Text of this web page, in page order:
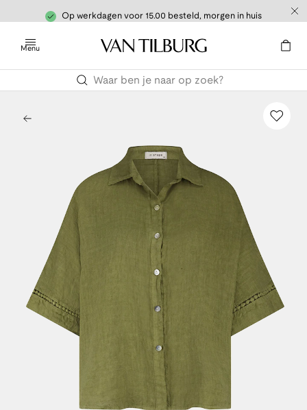
Op werkdagen voor 15.00 besteld, morgen in huis
Menu